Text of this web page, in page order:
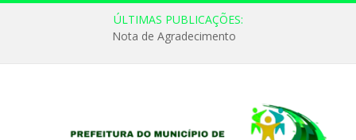
ÚLTIMAS PUBLICAÇÕES:
Nota de Agradecimento